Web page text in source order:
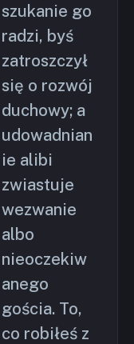
szukanie go
radzi, byś
zatroszczył
się o rozwój
duchowy; a
udowadnian
ie alibi
zwiastuje
wezwanie
albo
nieoczekiw
anego
gościa. To,
co robiłeś z